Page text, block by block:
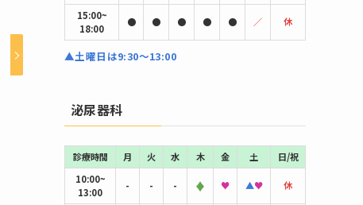
15:00~
18:00
● ● ● ● ● ／ 休
▲土曜日は9:30〜13:00
泌尿器科
診療時間 月 火 水 木 金 土
日/祝
10:00~
13:00
- - - ♦ ♥ ▲♥ 休